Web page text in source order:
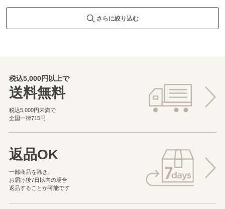
さらに絞り込む
税込5,000円以上で
送料無料
税込5,000円未満で
全国一律715円
返品OK
一部商品を除き、
お届け後7日以内の場合
返品することが可能です